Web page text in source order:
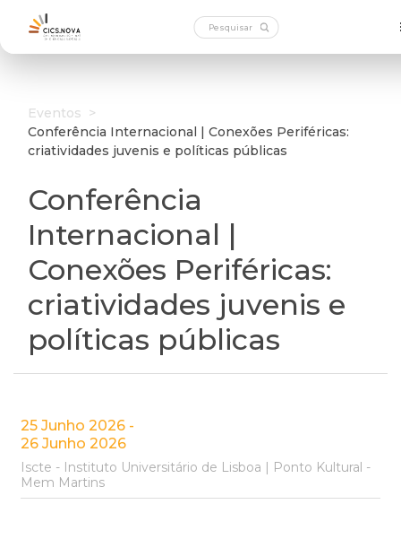
Eventos >
Conferência Internacional | Conexões Periféricas:
criatividades juvenis e políticas públicas
Conferência
Internacional |
Conexões Periféricas:
criatividades juvenis e
políticas públicas
25 Junho 2026 -
26 Junho 2026
Iscte - Instituto Universitário de Lisboa | Ponto Kultural -
Mem Martins